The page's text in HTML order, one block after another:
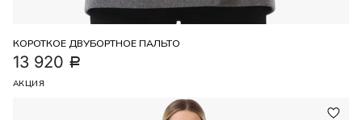
АКЦИЯ
КОРОТКОЕ ДВУБОРТНОЕ ПАЛЬТО
13 920 Р